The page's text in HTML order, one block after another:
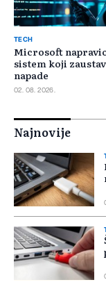
TECH
Microsoft
sistem koji
napade
02. 08. 2026.
Najnovije